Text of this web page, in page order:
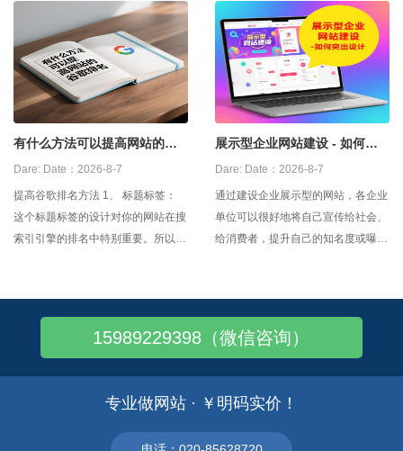
对字号是比较正确，于是，中文网站
的文字也被设计成了相对字号。这种
做法主要集中在英文网站的中文版的
设计中。然而对于中文，相对字号却
不如预想的那么好。
到既容易记忆又符合自身特点的域
名，这时就要有一个侧重点，首先网
站的域名要容易记忆，但不要陷入容
易记忆的域名必须简单，要由尽可能
少的字符组成或使用容易记忆的重复
符号
有什么方法可以提高网站的谷
歌排名
Dare: Date：2026-8-7
提高谷歌排名方法 1、 标题标签：
这个标题标签的设计对你的网站在搜
索引引擎的排名中特别重要。所以，
排名方法 2、 内容标签：
展示型企业网站建设 - 如何突
出设计
Dare: Date：2026-8-7
通过建设企业展示型的网站，各企业
单位可以很好地将自己宣传给社会、
给消费者，提升自己的知名度或曝光
的门户网站及淘宝式的商城网站是截
15989229398（微信咨询）
专业做网站 · ￥明码实价！